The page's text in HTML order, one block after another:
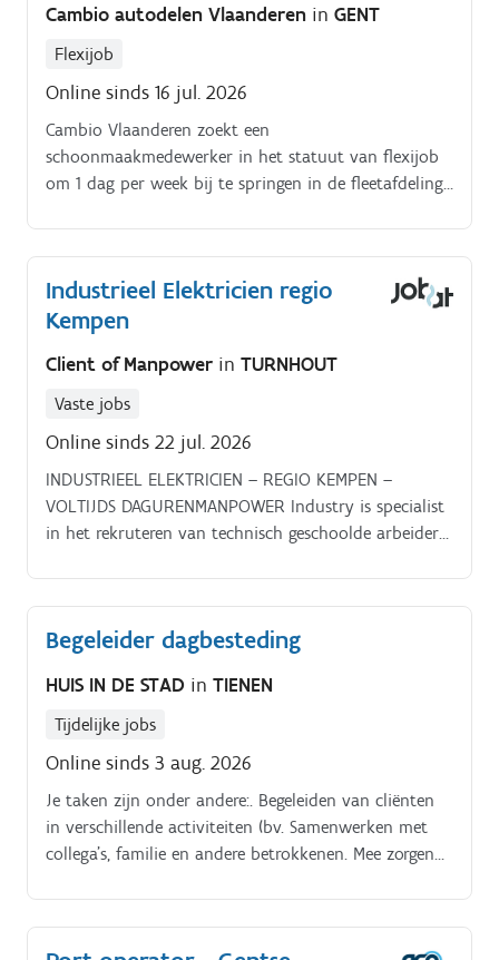
Cambio autodelen Vlaanderen in GENT
Flexijob
Online sinds 16 jul. 2026
Cambio Vlaanderen zoekt een
schoonmaakmedewerker in het statuut van flexijob
om 1 dag per week bij te springen in de fleetafdeling;
exterieur van onze deelwagens. Je zorgt ervoor dat de
auto’s er als nieuw uitzien voor de volgende
gebruikers Het takenpakket.
Industrieel Elektricien regio
Kempen
Client of Manpower in TURNHOUT
Vaste jobs
Online sinds 22 jul. 2026
INDUSTRIEEL ELEKTRICIEN – REGIO KEMPEN –
VOLTIJDS DAGURENMANPOWER Industry is specialist
in het rekruteren van technisch geschoolde arbeiders
Begeleider dagbesteding
HUIS IN DE STAD in TIENEN
Tijdelijke jobs
Online sinds 3 aug. 2026
Je taken zijn onder andere:. Begeleiden van cliënten
in verschillende activiteiten (bv. Samenwerken met
collega’s, familie en andere betrokkenen. Mee zorgen